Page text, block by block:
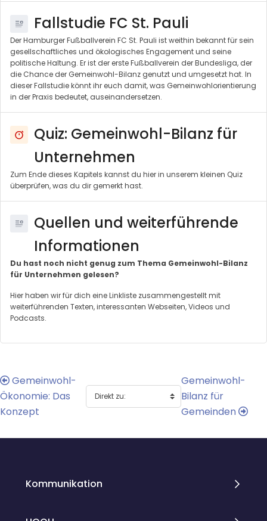
Fallstudie FC St. Pauli
Der Hamburger Fußballverein FC St. Pauli ist weithin bekannt für sein
gesellschaftliches und ökologisches Engagement und seine
politische Haltung. Er ist der erste Fußballverein der Bundesliga, der
die Chance der Gemeinwohl-Bilanz genutzt und umgesetzt hat. In
dieser Fallstudie könnt ihr euch damit, was Gemeinwohlorientierung
in der Praxis bedeutet, auseinandersetzen.
Quiz: Gemeinwohl-Bilanz für
Unternehmen
Zum Ende dieses Kapitels kannst du hier in unserem kleinen Quiz
überprüfen, was du dir gemerkt hast.
Quellen und weiterführende
Informationen
Du hast noch nicht genug zum Thema Gemeinwohl-Bilanz
für Unternehmen gelesen?
Hier haben wir für dich eine Linkliste zusammengestellt mit
weiterführenden Texten, interessanten Webseiten, Videos und
Podcasts.
Gemeinwohl-
Ökonomie: Das
Konzept
Gemeinwohl-
Bilanz für
Gemeinden
Kommunikation